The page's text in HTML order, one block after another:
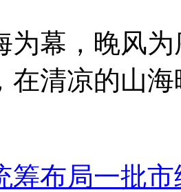
，晚风为
在清凉的山
筹布局一批市